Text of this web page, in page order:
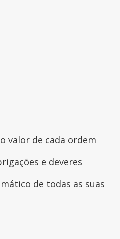
valor de cada ordem
e deveres
de todas as suas